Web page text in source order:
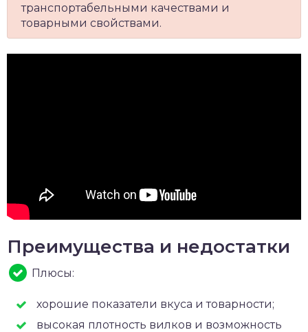
транспортабельными качествами и
товарными свойствами.
Преимущества и недостатки
Плюсы:
хорошие показатели вкуса и товарности;
высокая плотность вилков и возможность